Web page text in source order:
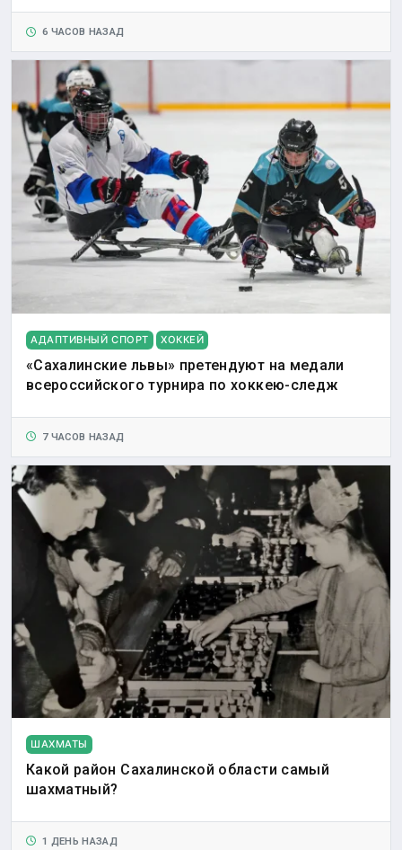
6 ЧАСОВ НАЗАД
АДАПТИВНЫЙ СПОРТ ХОККЕЙ
«Сахалинские львы» претендуют на медали
всероссийского турнира по хоккею-следж
7 ЧАСОВ НАЗАД
ШАХМАТЫ
Какой район Сахалинской области самый
шахматный?
1 ДЕНЬ НАЗАД